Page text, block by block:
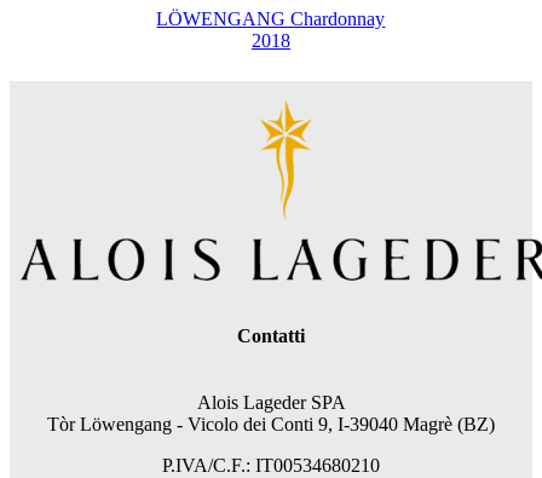
LÖWENGANG Chardonnay
2018
Contatti
Alois Lageder SPA
Tòr Löwengang - Vicolo dei Conti 9, I-39040 Magrè (BZ)
P.IVA/C.F.: IT00534680210